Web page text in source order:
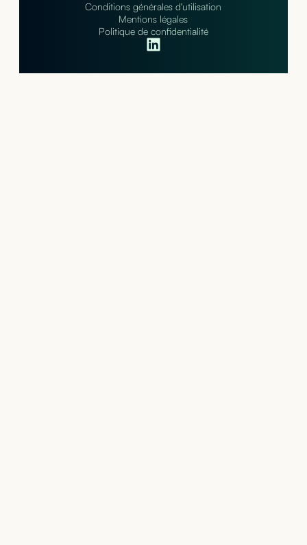
Conditions générales d'utilisation
Mentions légales
Politique de confidentialité